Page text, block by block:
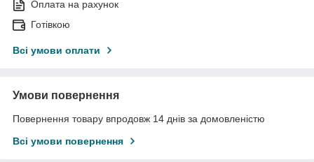
Оплата на рахунок
Готівкою
Всі умови оплати
Умови повернення
Повернення товару впродовж 14 днів за домовленістю
Всі умови повернення